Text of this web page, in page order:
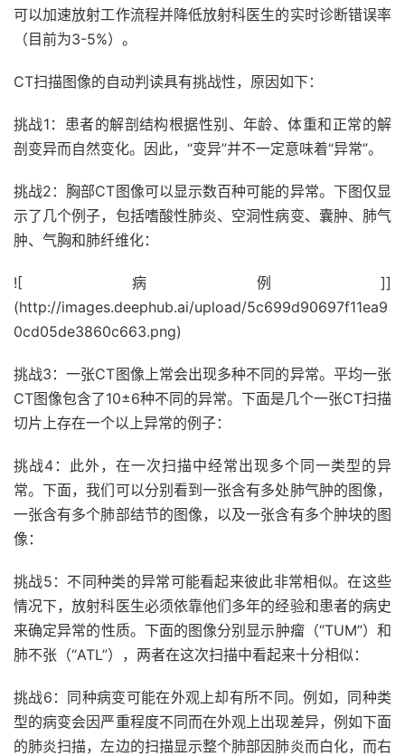
可以加速放射工作流程并降低放射科医生的实时诊断错误率
（目前为3-5%）。
CT扫描图像的自动判读具有挑战性，原因如下：
挑战1：患者的解剖结构根据性别、年龄、体重和正常的解
剖变异而自然变化。因此，“变异”并不一定意味着“异常”。
挑战2：胸部CT图像可以显示数百种可能的异常。下图仅显
示了几个例子，包括嗜酸性肺炎、空洞性病变、囊肿、肺气
肿、气胸和肺纤维化：
![病例]]
(http://images.deephub.ai/upload/5c699d90697f11ea9
0cd05de3860c663.png)
挑战3：一张CT图像上常会出现多种不同的异常。平均一张
CT图像包含了10±6种不同的异常。下面是几个一张CT扫描
切片上存在一个以上异常的例子：
挑战4：此外，在一次扫描中经常出现多个同一类型的异
常。下面，我们可以分别看到一张含有多处肺气肿的图像，
一张含有多个肺部结节的图像，以及一张含有多个肿块的图
像：
挑战5：不同种类的异常可能看起来彼此非常相似。在这些
情况下，放射科医生必须依靠他们多年的经验和患者的病史
来确定异常的性质。下面的图像分别显示肿瘤（“TUM”）和
肺不张（“ATL”），两者在这次扫描中看起来十分相似：
挑战6：同种病变可能在外观上却有所不同。例如，同种类
型的病变会因严重程度不同而在外观上出现差异，例如下面
的肺炎扫描，左边的扫描显示整个肺部因肺炎而白化，而右